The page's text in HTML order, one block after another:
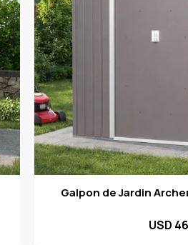
Galpon de Jardin
USD